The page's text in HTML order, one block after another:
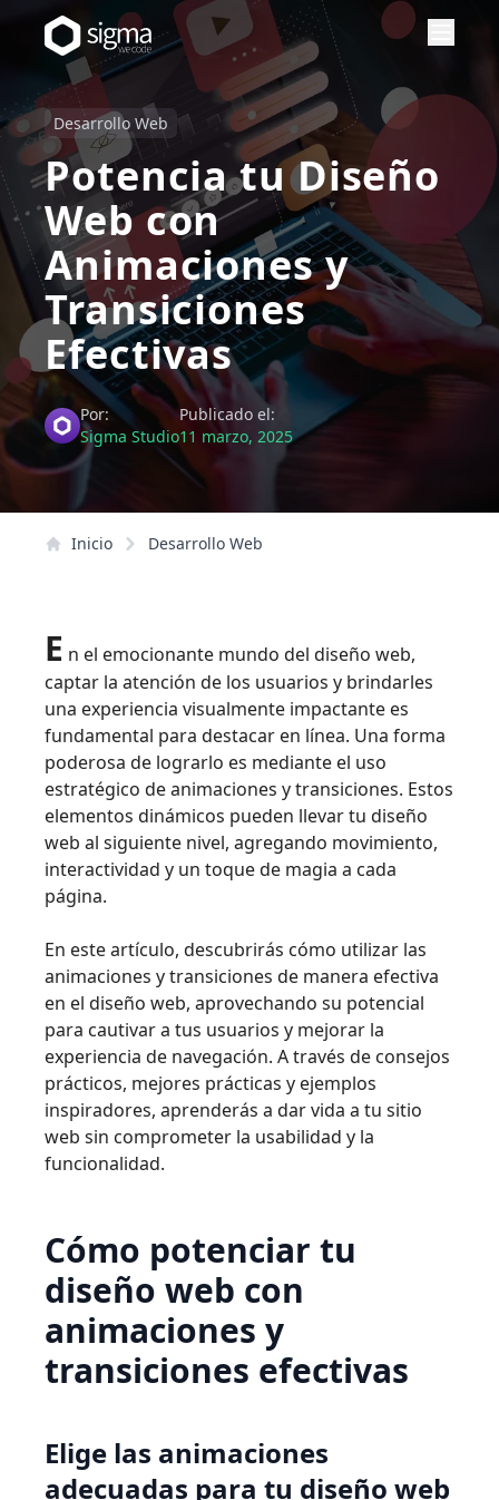
Desarrollo Web
Potencia tu Diseño
Web con
Animaciones y
Transiciones
Efectivas
Por:
Sigma Studio
Publicado el:
11 marzo, 2025
Inicio Desarrollo Web
E n el emocionante mundo del diseño web,
captar la atención de los usuarios y brindarles
una experiencia visualmente impactante es
fundamental para destacar en línea. Una forma
poderosa de lograrlo es mediante el uso
estratégico de animaciones y transiciones. Estos
elementos dinámicos pueden llevar tu diseño
web al siguiente nivel, agregando movimiento,
interactividad y un toque de magia a cada
página.
En este artículo, descubrirás cómo utilizar las
animaciones y transiciones de manera efectiva
en el diseño web, aprovechando su potencial
para cautivar a tus usuarios y mejorar la
experiencia de navegación. A través de consejos
prácticos, mejores prácticas y ejemplos
inspiradores, aprenderás a dar vida a tu sitio
web sin comprometer la usabilidad y la
funcionalidad.
Cómo potenciar tu
diseño web con
animaciones y
transiciones efectivas
Elige las animaciones
adecuadas para tu diseño web